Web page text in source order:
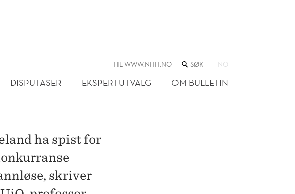
TIL WWW.NHH.NO SØK
NETTSTEDET
NO
DISPUTASER EKSPERTUTVALG OM BULLETIN
ha spist for
skriver